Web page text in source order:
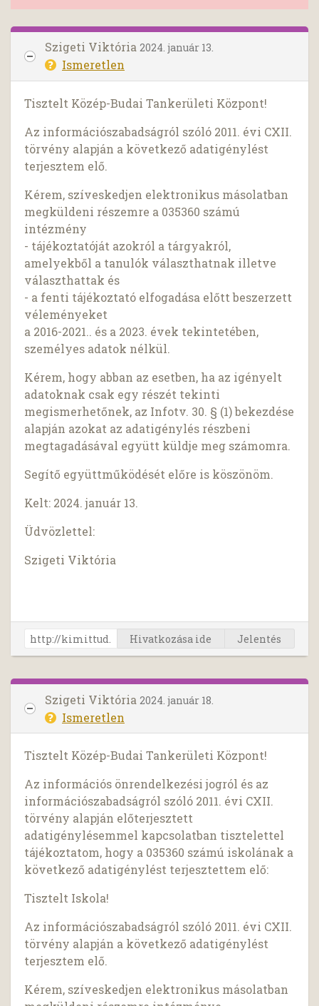
Szigeti Viktória 2024. január 13.
Ismeretlen
Tisztelt Közép-Budai Tankerületi Központ!
Az információszabadságról szóló 2011. évi CXII.
törvény alapján a következő adatigénylést
terjesztem elő.
Kérem, szíveskedjen elektronikus másolatban
megküldeni részemre a 035360 számú
intézmény
- tájékoztatóját azokról a tárgyakról,
amelyekből a tanulók választhatnak illetve
választhattak és
- a fenti tájékoztató elfogadása előtt beszerzett
véleményeket
a 2016-2021.. és a 2023. évek tekintetében,
személyes adatok nélkül.
Kérem, hogy abban az esetben, ha az igényelt
adatoknak csak egy részét tekinti
megismerhetőnek, az Infotv. 30. § (1) bekezdése
alapján azokat az adatigénylés részbeni
megtagadásával együtt küldje meg számomra.
Segítő együttműködését előre is köszönöm.
Kelt: 2024. január 13.
Üdvözlettel:
Szigeti Viktória
Hivatkozása ide Jelentés
Szigeti Viktória 2024. január 18.
Ismeretlen
Tisztelt Közép-Budai Tankerületi Központ!
Az információs önrendelkezési jogról és az
információszabadságról szóló 2011. évi CXII.
törvény alapján előterjesztett
adatigénylésemmel kapcsolatban tisztelettel
tájékoztatom, hogy a 035360 számú iskolának a
következő adatigénylést terjesztettem elő:
Tisztelt Iskola!
Az információszabadságról szóló 2011. évi CXII.
törvény alapján a következő adatigénylést
terjesztem elő.
Kérem, szíveskedjen elektronikus másolatban